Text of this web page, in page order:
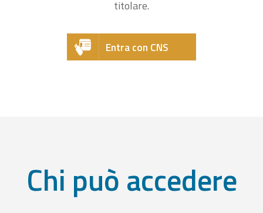
titolare.
Entra con CNS
Chi può accedere